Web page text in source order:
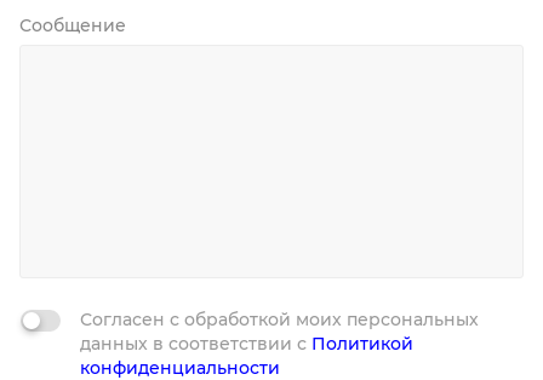
Сообщение
Согласен с обработкой моих персональных
данных в соответствии с Политикой
конфиденциальности